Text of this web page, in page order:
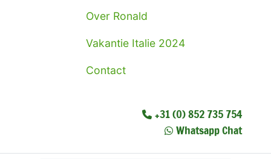
Over Ronald
Vakantie Italie 2024
Contact
+31 (0) 852 735 754
Whatsapp Chat